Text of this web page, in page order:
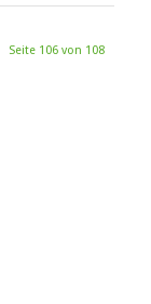
Seite 106 von 108